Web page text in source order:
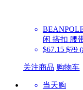
闲 搭扣 腰
$67.15 $79
关注商品 购物车
当天购